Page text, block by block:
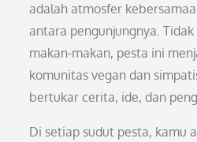
adalah atmosfer
antara pengunjungnya.
makan-makan, pesta ini
komunitas vegan dan
bertukar cerita, ide, dan
Di setiap sudut pesta, kamu